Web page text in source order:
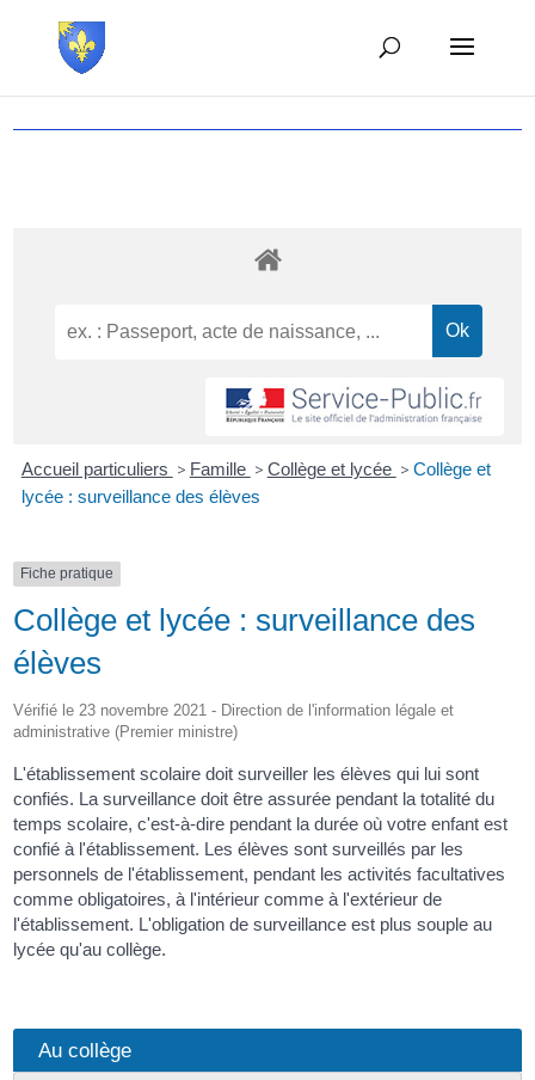
Accueil particuliers > Famille > Collège et lycée > Collège et
lycée : surveillance des élèves
Fiche pratique
Collège et lycée : surveillance des
élèves
Vérifié le 23 novembre 2021 - Direction de l'information légale et
administrative (Premier ministre)
L'établissement scolaire doit surveiller les élèves qui lui sont
confiés. La surveillance doit être assurée pendant la totalité du
temps scolaire, c'est-à-dire pendant la durée où votre enfant est
confié à l'établissement. Les élèves sont surveillés par les
personnels de l'établissement, pendant les activités facultatives
comme obligatoires, à l'intérieur comme à l'extérieur de
l'établissement. L'obligation de surveillance est plus souple au
lycée qu'au collège.
Au collège